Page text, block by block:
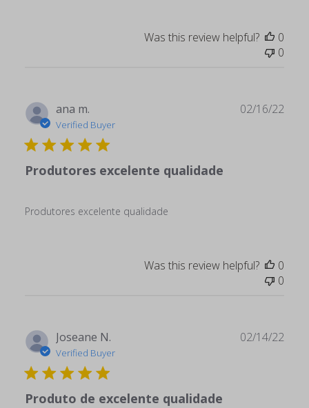
Was this review helpful?
0
0
ana m.
Verified Buyer
Produtores excelente qualidade
Produtores excelente qualidade
02/16/22
Was this review helpful?
0
0
Joseane N.
Verified Buyer
Produto de excelente qualidade
02/14/22